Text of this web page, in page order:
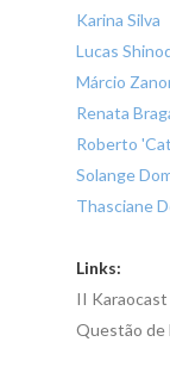
Karina Silva
Lucas
Márcio
Renata
Roberto
Solange
Thasciane
Links:
II Karaocast
Questão de